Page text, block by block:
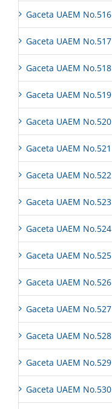
Gaceta UAEM No.516
Gaceta UAEM No.517
Gaceta UAEM No.518
Gaceta UAEM No.519
Gaceta UAEM No.520
Gaceta UAEM No.521
Gaceta UAEM No.522
Gaceta UAEM No.523
Gaceta UAEM No.524
Gaceta UAEM No.525
Gaceta UAEM No.526
Gaceta UAEM No.527
Gaceta UAEM No.528
Gaceta UAEM No.529
Gaceta UAEM No.530